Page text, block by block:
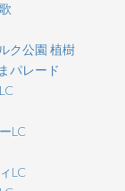
ク公園 植樹
パレード
LC
LC